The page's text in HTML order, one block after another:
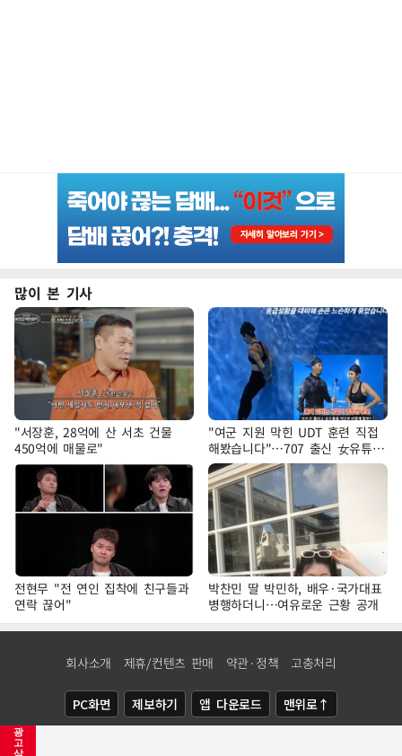
광
고
삭
많이 본 기사
"서장훈, 28억에 산 서초 건물
450억에 매물로"
"여군 지원 막힌 UDT 훈련 직접
해봤습니다"…707 출신 女유튜버
'완벽 소화'
전현무 "전 연인 집착에 친구들과
연락 끊어"
박찬민 딸 박민하, 배우·국가대표
병행하더니…여유로운 근황 공개
회사소개 제휴/컨텐츠 판매 약관·정책 고충처리
PC화면 제보하기 앱 다운로드 맨위로↑